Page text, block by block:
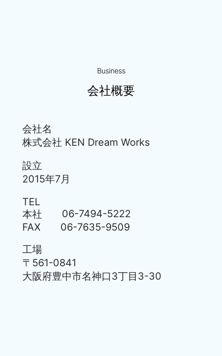
Business
会社概要
会社名
株式会社 KEN Dream Works
設立
2015年7月
TEL
本社
06-7494-5222
FAX
06-7635-9509
工場
〒561-0841
大阪府豊中市名神口3丁目3-30